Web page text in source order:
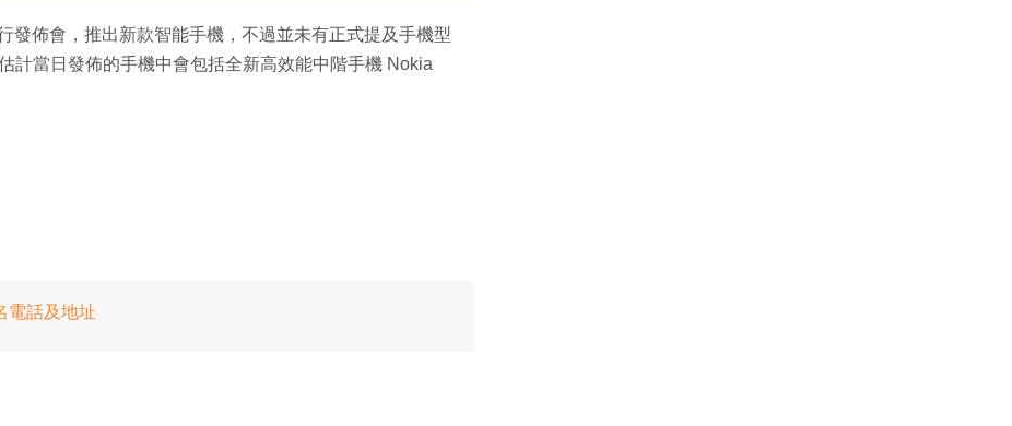
發佈會，推出新款智能手機，不過並未有正式提及手機型
計當日發佈的手機中會包括全新高效能中階手機 Nokia
電話及地址